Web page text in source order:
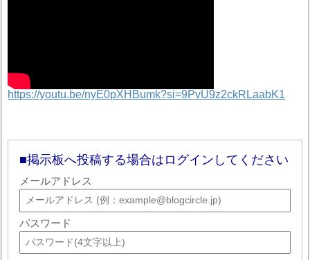
https://youtu.be/nyE0pXHBumk?si=9PvU9z2ckRLaabK1
掲示板へ投稿する場合はログインしてください
メールアドレス
パスワード